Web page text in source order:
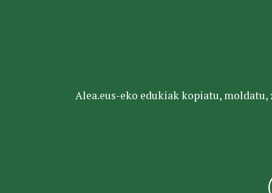
Alea.eus-eko edukiak kopiatu,